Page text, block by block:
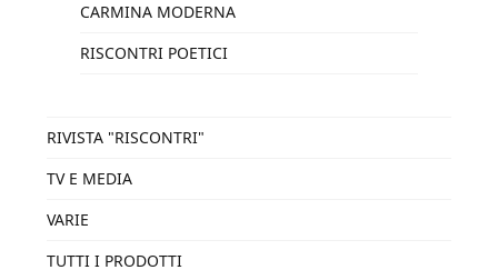
CARMINA MODERNA
RISCONTRI POETICI
RIVISTA "RISCONTRI"
TV E MEDIA
VARIE
TUTTI I PRODOTTI